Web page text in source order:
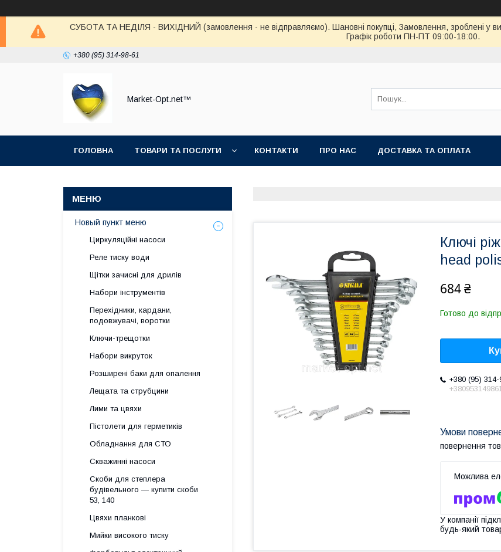
СУБОТА ТА НЕДІЛЯ - ВИХІДНИЙ (замовлення - не відправляємо). Шановні покупці, Замовлення, зроблені у
Графік роботи ПН-ПТ 09:00-18:00.
+380 (95) 314-98-61
Market-Opt.net™
ГОЛОВНА ТОВАРИ ТА ПОСЛУГИ КОНТАКТИ ПРО НАС ДОСТАВКА ТА ОПЛАТА
Ключі
head
684 ₴
Готово до
+380 (95) 314-
повернення
У компанії
будь-який
Новый пункт меню
Циркуляційні насоси
Реле тиску води
Щітки зачисні для дрилів
Набори інструментів
Перехідники, кардани,
подовжувачі, воротки
Ключи-трещотки
Набори викруток
Розширені баки для опалення
Лещата та струбцини
Лими та цвяхи
Пістолети для герметиків
Обладнання для СТО
Скважинні насоси
Скоби для степлера
будівельного — купити скоби
53, 140
Цвяхи планкові
Мийки високого тиску